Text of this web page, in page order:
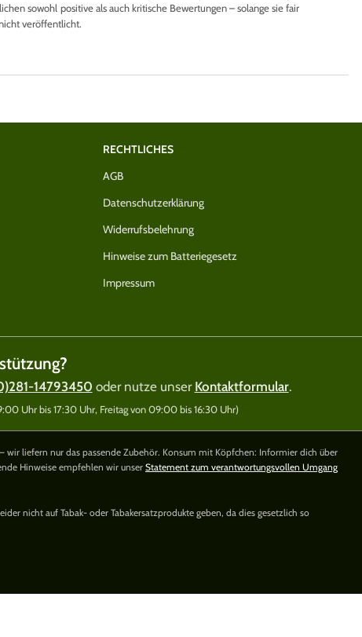
sowohl positive als auch kritische Bewertungen – solange sie fair
veröffentlicht.
RECHTLICHES
AGB
Datenschutzerklärung
Widerrufsbelehrung
Hinweise zum Batteriegesetz
Impressum
14793450 oder nutze unser Kontaktformular.
Uhr bis 17:30 Uhr, Freitag von 09:00 bis 16:30 Uhr)
liefern nur das passende Zubehör. Konsum mit Köpfchen: Informier dich über
Hinweise empfehlen wir unser Statement zum verantwortungsvollen Umgang
nicht auf Tabak- oder Tabakersatzprodukte geben, da dies gesetzlich so